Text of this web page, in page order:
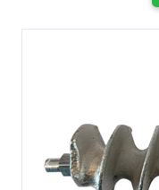
Previous